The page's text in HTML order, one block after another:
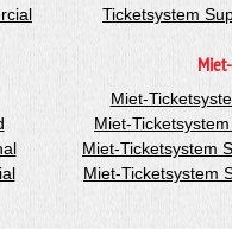
Ticketsystem
Miet-
Miet-
Miet-Ticketsystem
Miet-Ticketsystem